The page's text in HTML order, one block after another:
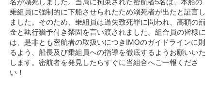
名が溺死しました。当局に拘束された密航者5名は、本船の
乗組員に強制的に下船させられたため溺死者が出たと証言し
ました。そのため、乗組員は過失致死罪に問われ、高額の罰
金と執行猶予付き禁固を言い渡されました。組合員の皆様に
は、是非とも密航者の取扱いにつきIMOのガイドラインに則
るよう、船長及び乗組員への指導を徹底するようお願いいた
します。密航者を発見したらすぐに当組合へご一報くださ
い！